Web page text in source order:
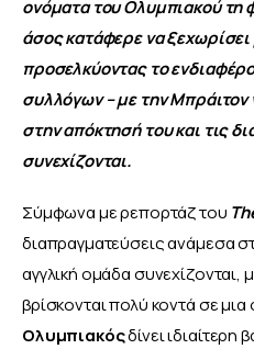
ονόματα του Ολυμπιακού τη
άσος κατάφερε να ξεχωρίσει
προσελκύοντας το
συλλόγων – με την Μπράιτον
στην απόκτησή του και τις
συνεχίζονται.
Σύμφωνα με ρεπορτάζ του
διαπραγματεύσεις ανάμεσα
αγγλική ομάδα συνεχίζονται,
βρίσκονται πολύ κοντά σε
Ολυμπιακός δίνει